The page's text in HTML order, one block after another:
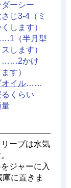
ーシー
じ3-4（ミ
します）
（半月型
します）
……2かけ
す）
イル……
くらい
ーブは水気
ジャーに入
に置きま